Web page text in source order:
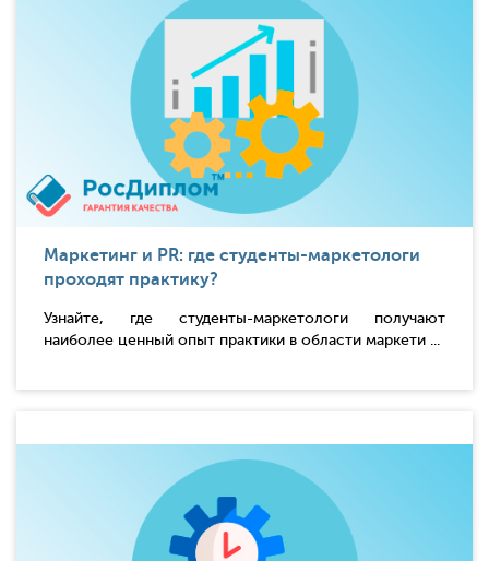
Маркетинг и PR: где студенты-маркетологи
проходят практику?
Узнайте, где студенты-маркетологи получают
наиболее ценный опыт практики в области маркети ...